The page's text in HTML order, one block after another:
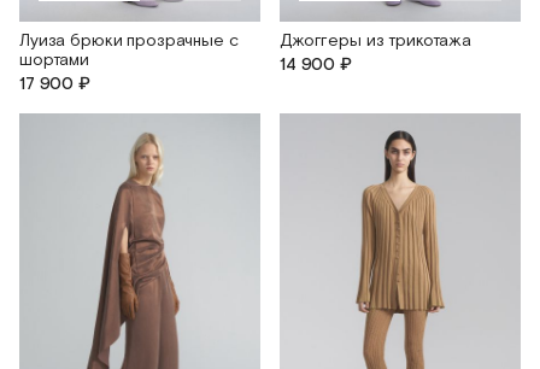
Луиза брюки прозрачные с
шортами
17 900 ₽
Джоггеры из трикотажа
14 900 ₽